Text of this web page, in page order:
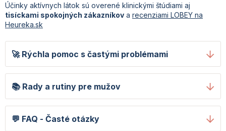
Účinky aktívnych látok sú overené klinickými štúdiami aj
tisíckami spokojných zákazníkov a recenziami LOBEY na
Heureka.sk
🚀 Rýchla pomoc s častými problémami
📚 Rady a rutiny pre mužov
💬 FAQ - Časté otázky